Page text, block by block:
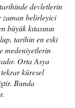
devletlerin
zaman belirleyici
kıtasının
tarihin en eski
medeniyetlerin
Orta Asya
küresel
Bunda